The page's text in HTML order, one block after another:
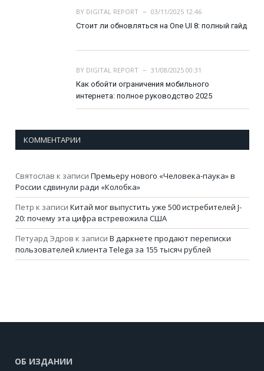
BY DIGITAL REPORT
03/11/2025 12:46
Стоит ли обновляться на One UI 8: полный гайд
BY DIGITAL REPORT
31/08/2025 00:31
Как обойти ограничения мобильного
интернета: полное руководство 2025
КОММЕНТАРИИ
Святослав к записи Премьеру нового «Человека-паука» в
России сдвинули ради «Колобка»
Петр к записи Китай мог выпустить уже 500 истребителей J-
20: почему эта цифра встревожила США
Петуард Эдров к записи В даркнете продают переписки
пользователей клиента Telega за 155 тысяч рублей
ОБ ИЗДАНИИ